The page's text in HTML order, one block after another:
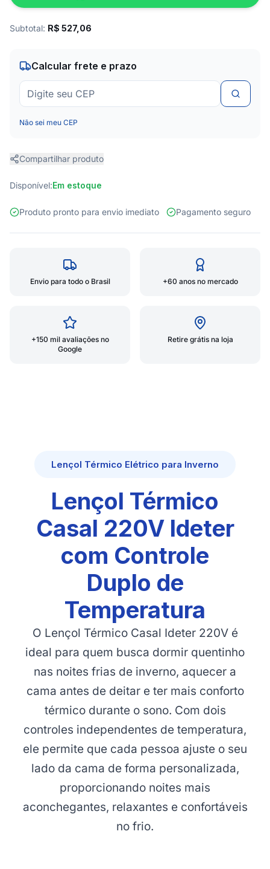
Subtotal: R$ 527,06
Calcular frete e prazo
Não sei meu CEP
Compartilhar produto
Disponível:Em estoque
Produto pronto para envio imediato Pagamento seguro
Envio para todo o Brasil +60 anos no mercado
+150 mil avaliações no
Google
Retire grátis na loja
Lençol Térmico Elétrico para Inverno
Lençol Térmico
Casal 220V Ideter
com Controle
Duplo de
Temperatura
O Lençol Térmico Casal Ideter 220V é
ideal para quem busca dormir quentinho
nas noites frias de inverno, aquecer a
cama antes de deitar e ter mais conforto
térmico durante o sono. Com dois
controles independentes de temperatura,
ele permite que cada pessoa ajuste o seu
lado da cama de forma personalizada,
proporcionando noites mais
aconchegantes, relaxantes e confortáveis
no frio.